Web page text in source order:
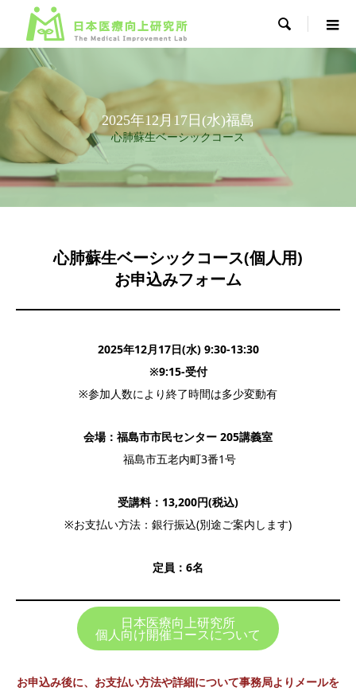

2025年12月17日(水)福島
心肺蘇生ベーシックコース
心肺蘇生ベーシックコース(個人用)
お申込みフォーム
2025年12月17日(水) 9:30-13:30
※9:15-受付
※参加人数により終了時間は多少変動有
会場：福島市市民センター 205講義室
福島市五老内町3番1号
受講料：13,200円(税込)
※お支払い方法：銀行振込(別途ご案内します)
定員：6名
日本医療向上研究所
個人向け開催コースについて
お申込み後に、お支払い方法や詳細について事務局よりメールを